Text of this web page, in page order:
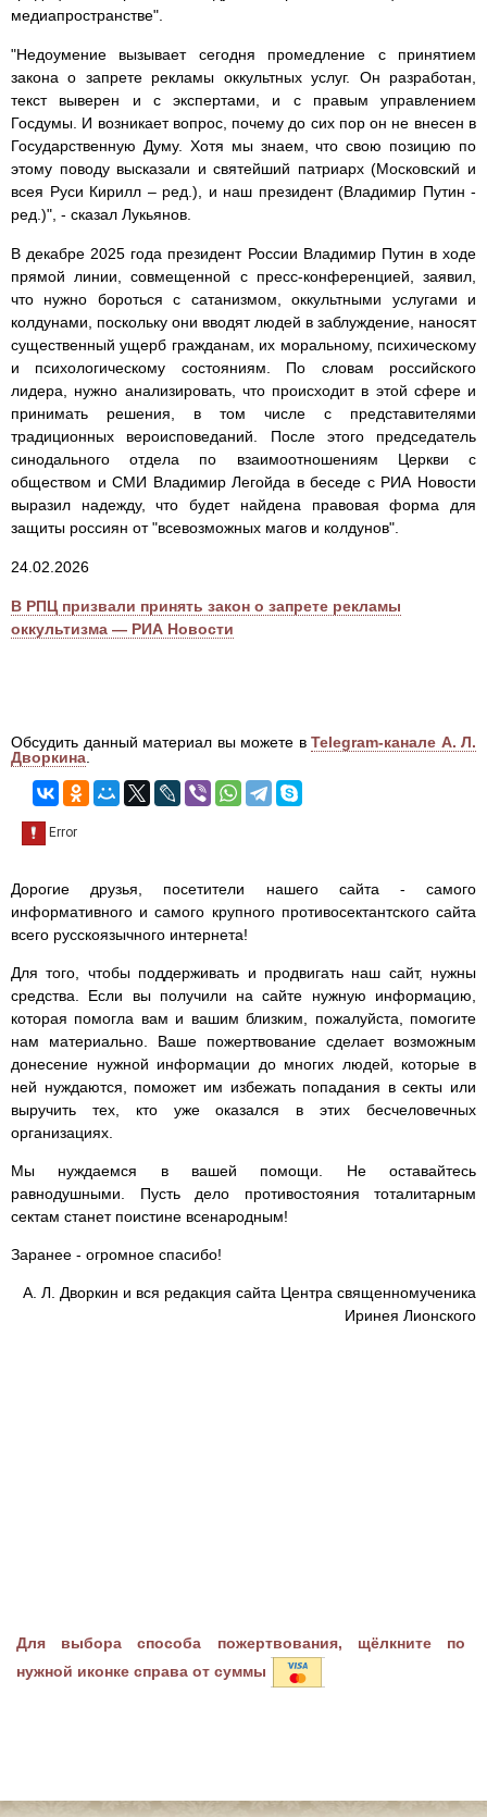
медиапространстве".
"Недоумение вызывает сегодня промедление с принятием
закона о запрете рекламы оккультных услуг. Он разработан,
текст выверен и с экспертами, и с правым управлением
Госдумы. И возникает вопрос, почему до сих пор он не внесен в
Государственную Думу. Хотя мы знаем, что свою позицию по
этому поводу высказали и святейший патриарх (Московский и
всея Руси Кирилл – ред.), и наш президент (Владимир Путин -
ред.)", - сказал Лукьянов.
В декабре 2025 года президент России Владимир Путин в ходе
прямой линии, совмещенной с пресс-конференцией, заявил,
что нужно бороться с сатанизмом, оккультными услугами и
колдунами, поскольку они вводят людей в заблуждение, наносят
существенный ущерб гражданам, их моральному, психическому
и психологическому состояниям. По словам российского
лидера, нужно анализировать, что происходит в этой сфере и
принимать решения, в том числе с представителями
традиционных вероисповеданий. После этого председатель
синодального отдела по взаимоотношениям Церкви с
обществом и СМИ Владимир Легойда в беседе с РИА Новости
выразил надежду, что будет найдена правовая форма для
защиты россиян от "всевозможных магов и колдунов".
24.02.2026
В РПЦ призвали принять закон о запрете рекламы
оккультизма — РИА Новости
Обсудить данный материал вы можете в Telegram-канале А. Л.
Дворкина
Дорогие друзья, посетители нашего сайта - самого
информативного и самого крупного противосектантского сайта
всего русскоязычного интернета!
Для того, чтобы поддерживать и продвигать наш сайт, нужны
средства. Если вы получили на сайте нужную информацию,
которая помогла вам и вашим близким, пожалуйста, помогите
нам материально. Ваше пожертвование сделает возможным
донесение нужной информации до многих людей, которые в
ней нуждаются, поможет им избежать попадания в секты или
выручить тех, кто уже оказался в этих бесчеловечных
организациях.
Мы нуждаемся в вашей помощи. Не оставайтесь
равнодушными. Пусть дело противостояния тоталитарным
сектам станет поистине всенародным!
Заранее - огромное спасибо!
А. Л. Дворкин и вся редакция сайта Центра священномученика
Иринея Лионского
Для выбора способа пожертвования, щёлкните по
нужной иконке справа от суммы